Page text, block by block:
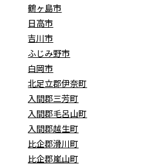
鶴ヶ島市
日高市
吉川市
ふじみ野市
白岡市
北足立郡伊奈町
入間郡三芳町
入間郡毛呂山町
入間郡越生町
比企郡滑川町
比企郡嵐山町